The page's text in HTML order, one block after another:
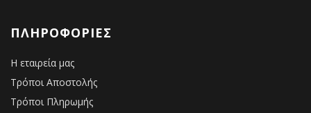
ΠΛΗΡΟΦΟΡΊΕΣ
Η εταιρεία μας
Τρόποι Αποστολής
Τρόποι Πληρωμής